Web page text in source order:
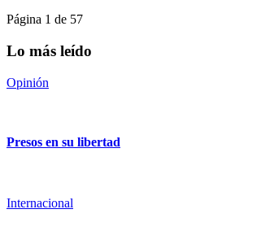
Página 1 de 57
Lo más leído
Opinión
Presos en su libertad
Internacional